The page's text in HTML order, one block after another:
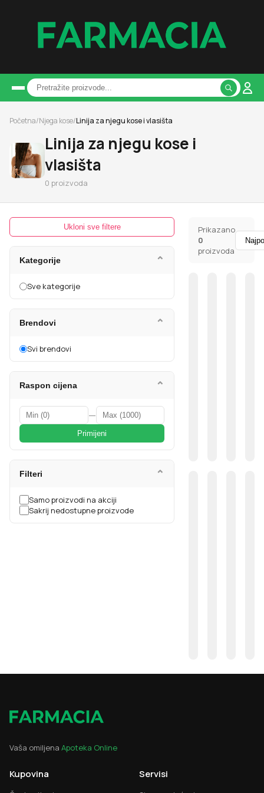
Početna/Njega kose/Linija za njegu kose i vlasišta
Linija za njegu kose i
vlasišta
0 proizvoda
Ukloni sve filtere
Kategorije ⌄
Sve kategorije
Brendovi ⌄
Svi brendovi
Raspon cijena ⌄
—
Primijeni
Filteri ⌄
Samo proizvodi na akciji
Sakrij nedostupne proizvode
Prikazano
0
proizvoda
Vaša omiljena Apoteka Online
Kupovina Servisi